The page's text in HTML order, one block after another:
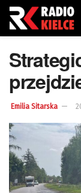
Emilia Sitarska